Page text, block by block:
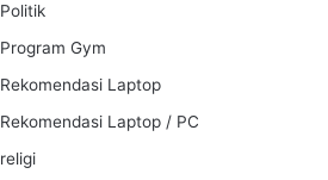
Politik
Program Gym
Rekomendasi Laptop
Rekomendasi Laptop / PC
religi